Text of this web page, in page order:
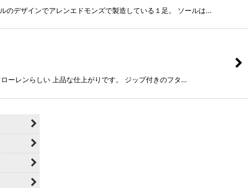
のデザインでアレンエドモンズで製造している１足。 ソールは…
ーレンらしい 上品な仕上がりです。 ジップ付きのフタ…